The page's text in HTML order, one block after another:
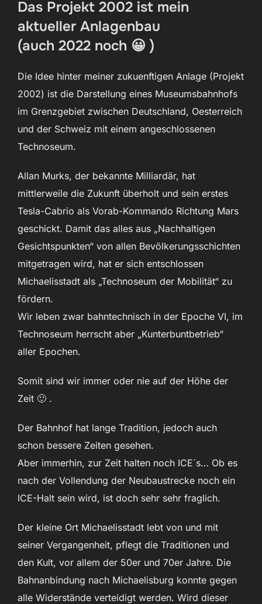
Das Projekt 2002 ist mein
aktueller Anlagenbau
(auch 2022 noch 😀 )
Die Idee hinter meiner zukuenftigen Anlage (Projekt
2002) ist die Darstellung eines Museumsbahnhofs
im Grenzgebiet zwischen Deutschland, Oesterreich
und der Schweiz mit einem angeschlossenen
Technoseum.
Allan Murks, der bekannte Milliardär, hat
mittlerweile die Zukunft überholt und sein erstes
Tesla-Cabrio als Vorab-Kommando Richtung Mars
geschickt. Damit das alles aus „Nachhaltigen
Gesichtspunkten“ von allen Bevölkerungsschichten
mitgetragen wird, hat er sich entschlossen
Michaelisstadt als „Technoseum der Mobilität“ zu
fördern.
Wir leben zwar bahntechnisch in der Epoche VI, im
Technoseum herrscht aber „Kunterbuntbetrieb“
aller Epochen.
Somit sind wir immer oder nie auf der Höhe der
Zeit 🙂 .
Der Bahnhof hat lange Tradition, jedoch auch
schon bessere Zeiten gesehen.
Aber immerhin, zur Zeit halten noch ICE´s… Ob es
nach der Vollendung der Neubaustrecke noch ein
ICE-Halt sein wird, ist doch sehr sehr fraglich.
Der kleine Ort Michaelisstadt lebt von und mit
seiner Vergangenheit, pflegt die Traditionen und
den Kult, vor allem der 50er und 70er Jahre. Die
Bahnanbindung nach Michaelisburg konnte gegen
alle Widerstände verteidigt werden. Wird dieser